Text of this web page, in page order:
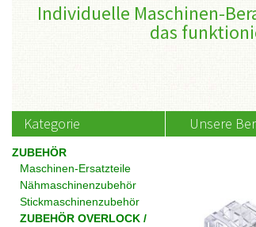
Individuelle Maschinen-
das
Kategorie Unsere
ZUBEHÖR
Maschinen-Ersatzteile
Nähmaschinenzubehör
Stickmaschinenzubehör
ZUBEHÖR OVERLOCK /